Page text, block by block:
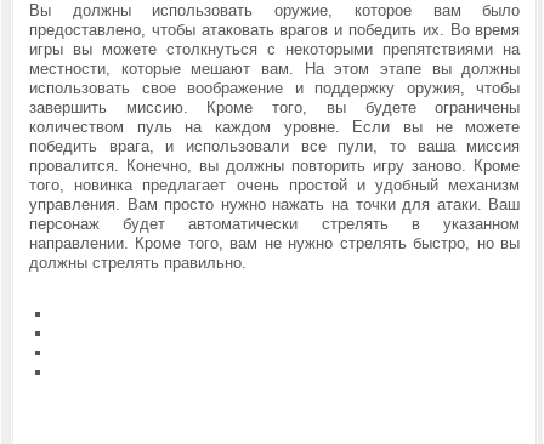
Вы должны использовать оружие, которое вам было
предоставлено, чтобы атаковать врагов и победить их. Во время
игры вы можете столкнуться с некоторыми препятствиями на
местности, которые мешают вам. На этом этапе вы должны
использовать свое воображение и поддержку оружия, чтобы
завершить миссию. Кроме того, вы будете ограничены
количеством пуль на каждом уровне. Если вы не можете
победить врага, и использовали все пули, то ваша миссия
провалится. Конечно, вы должны повторить игру заново. Кроме
того, новинка предлагает очень простой и удобный механизм
управления. Вам просто нужно нажать на точки для атаки. Ваш
персонаж будет автоматически стрелять в указанном
направлении. Кроме того, вам не нужно стрелять быстро, но вы
должны стрелять правильно.